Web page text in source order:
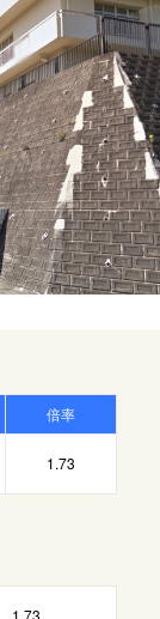
倍率
1.73